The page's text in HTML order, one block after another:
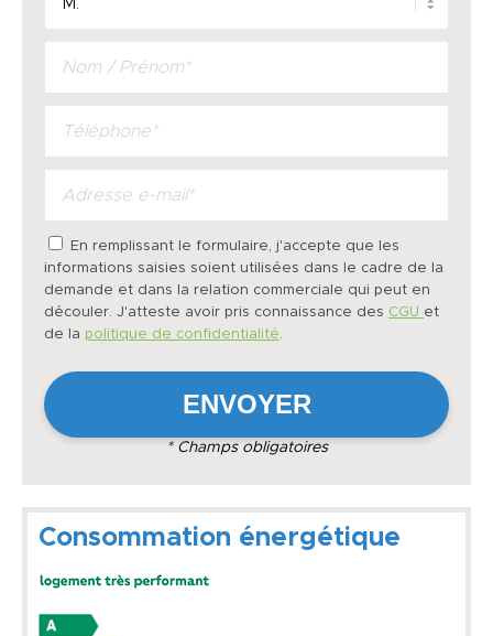
En remplissant le formulaire, j'accepte que les
informations saisies soient utilisées dans le cadre de la
demande et dans la relation commerciale qui peut en
découler. J'atteste avoir pris connaissance des CGU et
de la politique de confidentialité.
* Champs obligatoires
Consommation énergétique